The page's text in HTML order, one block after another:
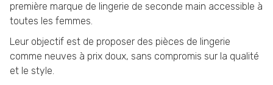
première marque de lingerie de seconde main accessible à
toutes les femmes.
Leur objectif est de proposer des pièces de lingerie
comme neuves à prix doux, sans compromis sur la qualité
et le style.